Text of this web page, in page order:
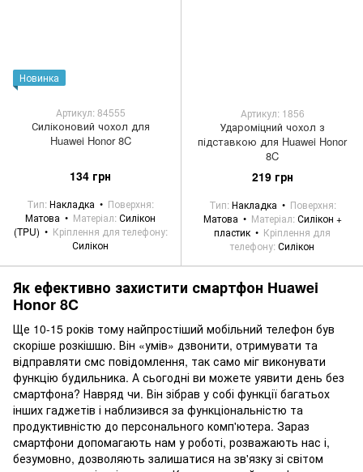
Новинка
Артикул: 84555
Силіконовий чохол для
Huawei Honor 8C
134 грн
Тип Накладка
Поверхня
Матова
Матеріал Силікон
(TPU)
Кріплення для телефону
Силікон
Артикул: 1856
Удароміцний чохол з
підставкою для Huawei Honor
8C
219 грн
Тип Накладка
Поверхня
Матова
Матеріал Силікон +
пластик
Кріплення для
телефону Силікон
Як ефективно захистити смартфон Huawei
Honor 8C
Ще 10-15 років тому найпростіший мобільний телефон був
скоріше розкішшю. Він «умів» дзвонити, отримувати та
відправляти смс повідомлення, так само міг виконувати
функцію будильника. А сьогодні ви можете уявити день без
смартфона? Навряд чи. Він зібрав у собі функції багатьох
інших гаджетів і наблизився за функціональністю та
продуктивністю до персонального комп'ютера. Зараз
смартфони допомагають нам у роботі, розважають нас і,
безумовно, дозволяють залишатися на зв'язку зі світом